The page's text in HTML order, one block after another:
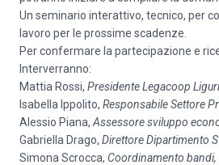
Un seminario interattivo, tecnico, per
lavoro per le prossime scadenze.
Per confermare la partecipazione e
Interverranno:
Mattia Rossi, Presidente Legacoop
Isabella Ippolito, Responsabile Settore
Alessio Piana, Assessore sviluppo
Gabriella Drago, Direttore Dipartimento
Simona Scrocca, Coordinamento